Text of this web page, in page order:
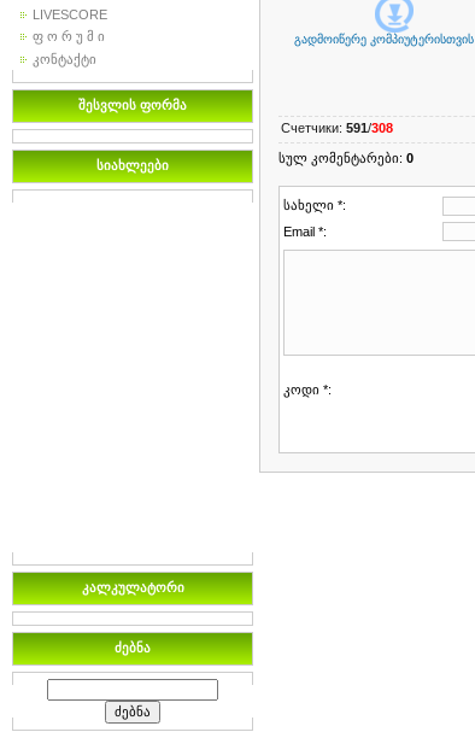
LIVESCORE
ფ ო რ უ მ ი
კონტაქტი
შესვლის ფორმა
სიახლეები
კალკულატორი
ძებნა
გადმოიწერე კომპიუტერისთვის
Счетчики: 591/308
სულ კომენტარები: 0
სახელი *:
Email *:
კოდი *: